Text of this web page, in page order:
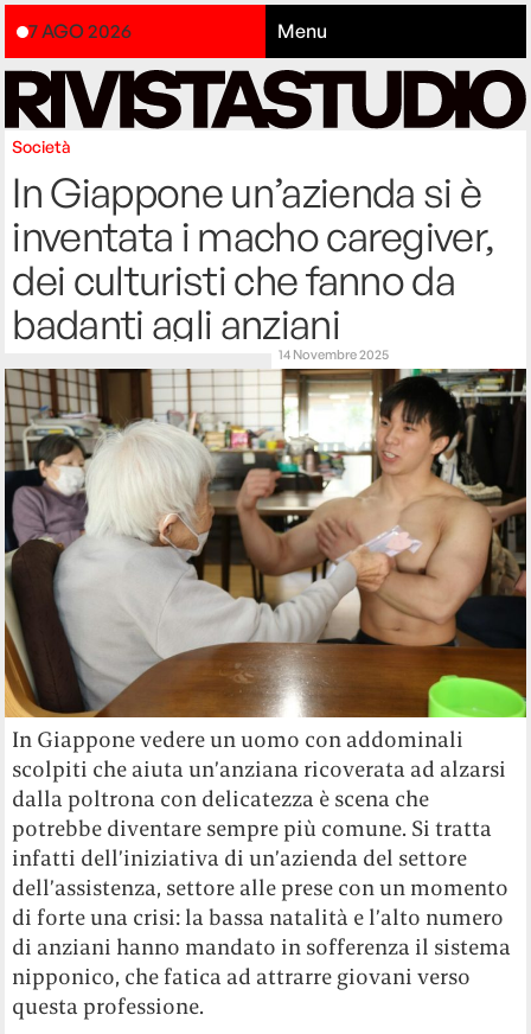
7 AGO 2026 Menu
Società
In Giappone un’azienda si è
inventata i macho caregiver,
dei culturisti che fanno da
badanti agli anziani
14 Novembre 2025
In Giappone vedere un uomo con addominali
scolpiti che aiuta un’anziana ricoverata ad alzarsi
dalla poltrona con delicatezza è scena che
potrebbe diventare sempre più comune. Si tratta
infatti dell’iniziativa di un’azienda del settore
dell’assistenza, settore alle prese con un momento
di forte una crisi: la bassa natalità e l’alto numero
di anziani hanno mandato in sofferenza il sistema
nipponico, che fatica ad attrarre giovani verso
questa professione.